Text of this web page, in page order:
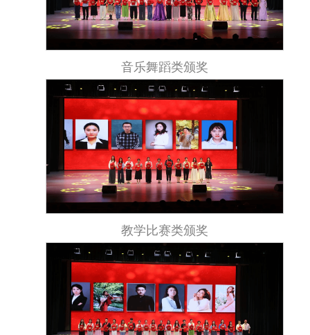
音乐舞蹈类颁奖
教学比赛类颁奖